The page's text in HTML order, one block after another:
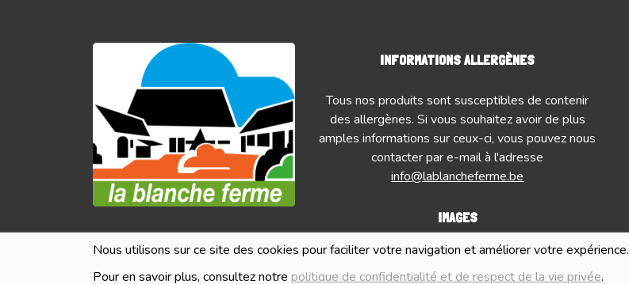
Nous utilisons sur ce site des cookies pour faciliter votre navigation et améliorer votre expérience.
Pour en savoir plus, consultez notre politique de confidentialité et de respect de la vie privée.
HEURES D'OUVERTURE
Lundi Fermé
INFORMATIONS ALLERGÈNES
Tous nos produits sont susceptibles de contenir
des allergènes. Si vous souhaitez avoir de plus
amples informations sur ceux-ci, vous pouvez nous
contacter par e-mail à l'adresse
info@lablancheferme.be
IMAGES
Les images présentées pour illuster les produits
en vente sur ce site ne sont pas contractuelles.